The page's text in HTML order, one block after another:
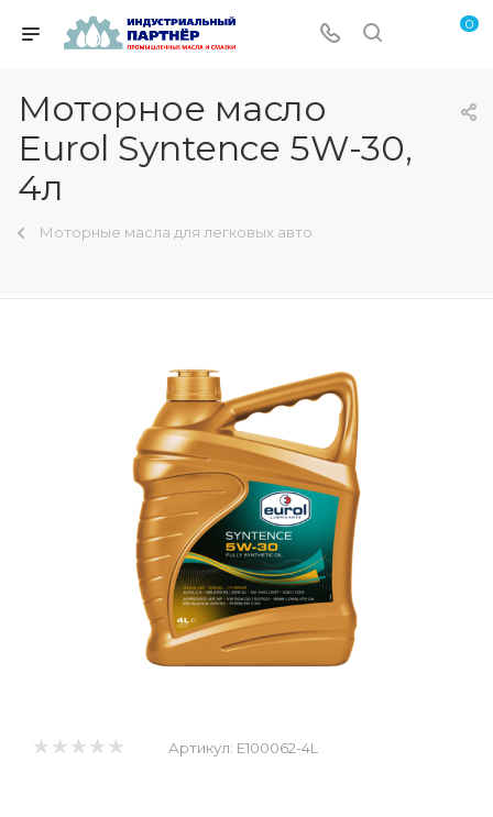
0
Моторное масло
Eurol Syntence 5W-30,
4л
Моторные масла для легковых авто
Артикул: E100062-4L